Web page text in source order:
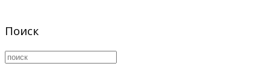
Поиск